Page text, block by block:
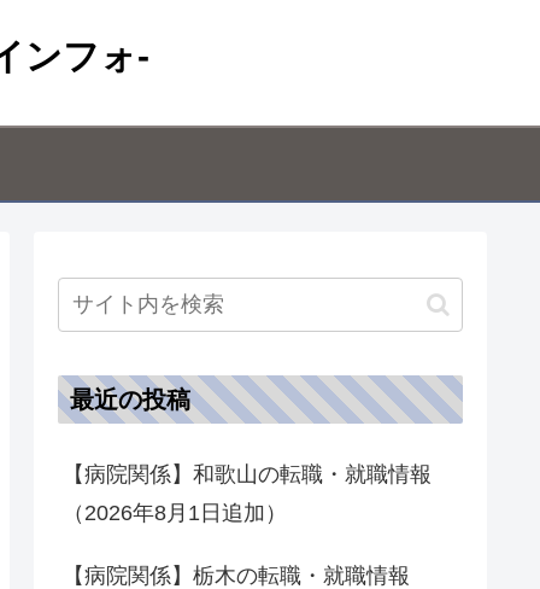
ンフォ-
最近の投稿
【病院関係】和歌山の転職・就職情報
（2026年8月1日追加）
【病院関係】栃木の転職・就職情報